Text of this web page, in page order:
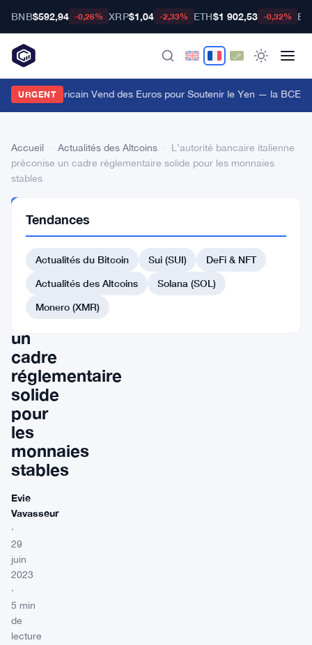
BNB$592,94 -0,26% XRP$1,04 -2,33% ETH$1 902,53 -0,32%
URGENT
Trésor Américain Vend des Euros pour Soutenir le Yen — la BCE
Accueil Actualités des Altcoins
L’autorité bancaire italienne
préconise un cadre réglementaire solide pour les monnaies
stables
DES
ALTCOINS
L’autorité
bancaire
italienne
préconise
un
cadre
réglementaire
solide
pour
les
monnaies
stables
Evie
Vavasseur
·
29
juin
2023
·
5 min
de
lecture
Tendances
Actualités du Bitcoin Sui (SUI)
DeFi & NFT
Actualités des Altcoins
Solana (SOL)
Monero (XMR)